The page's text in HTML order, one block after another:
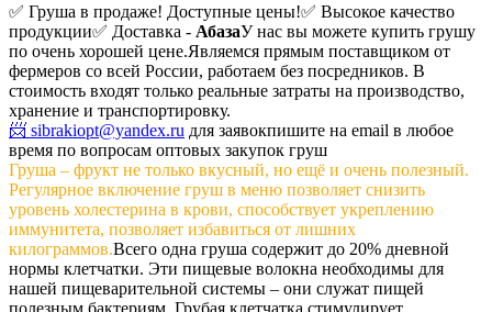
✅ Груша в продаже! Доступные цены!✅ Высокое качество
продукции✅ Доставка - АбазаУ нас вы можете купить грушу
по очень хорошей цене.Являемся прямым поставщиком от
фермеров со всей России, работаем без посредников. В
стоимость входят только реальные затраты на производство,
хранение и транспортировку.
📨 sibrakiopt@yandex.ru для заявокпишите на email в любое
время по вопросам оптовых закупок груш
Груша – фрукт не только вкусный, но ещё и очень полезный.
Регулярное включение груш в меню позволяет снизить
уровень холестерина в крови, способствует укреплению
иммунитета, позволяет избавиться от лишних
килограммов.Всего одна груша содержит до 20% дневной
нормы клетчатки. Эти пищевые волокна необходимы для
нашей пищеварительной системы – они служат пищей
полезным бактериям. Грубая клетчатка стимулирует